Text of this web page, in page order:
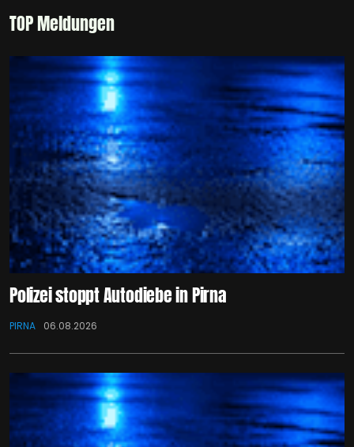
TOP Meldungen
Polizei stoppt Autodiebe in Pirna
PIRNA 06.08.2026